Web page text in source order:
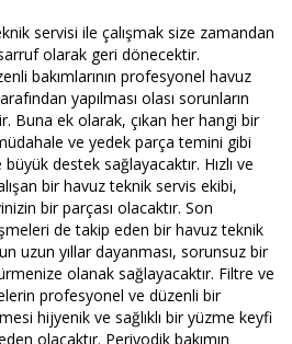
servisi ile çalışmak size zamandan
olarak geri dönecektir.
bakımlarının profesyonel havuz
yapılması olası sorunların
Buna ek olarak, çıkan her hangi bir
ve yedek parça temini gibi
destek sağlayacaktır. Hızlı ve
bir havuz teknik servis ekibi,
bir parçası olacaktır. Son
de takip eden bir havuz teknik
uzun yıllar dayanması, sorunsuz bir
olanak sağlayacaktır. Filtre ve
profesyonel ve düzenli bir
hijyenik ve sağlıklı bir yüzme keyfi
olacaktır. Periyodik bakımın